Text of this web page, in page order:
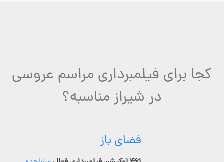
کجا برای فیلمبرداری مراسم عروسی
در شیراز مناسبه؟
فضای باز